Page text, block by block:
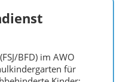
BFD) im AWO
für